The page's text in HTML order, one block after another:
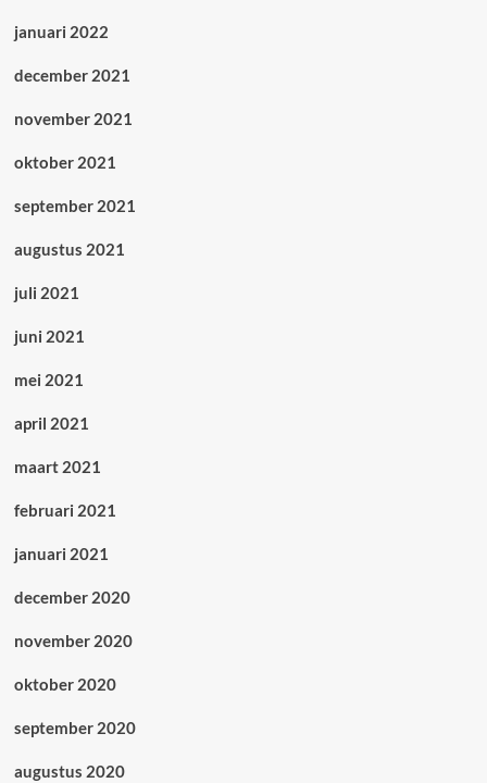
januari 2022
december 2021
november 2021
oktober 2021
september 2021
augustus 2021
juli 2021
juni 2021
mei 2021
april 2021
maart 2021
februari 2021
januari 2021
december 2020
november 2020
oktober 2020
september 2020
augustus 2020